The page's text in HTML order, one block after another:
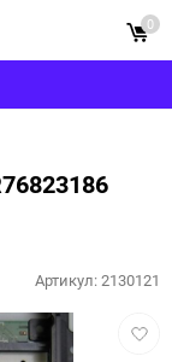
0
Артикул:2130121